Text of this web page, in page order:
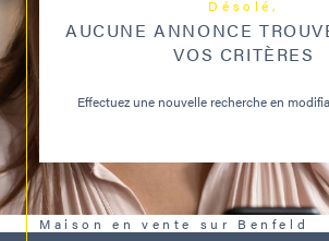
Désolé,
AUCUNE ANNONCE
VOS CRITÈRES
Effectuez une nouvelle recherche en
Maison en vente sur Benfeld